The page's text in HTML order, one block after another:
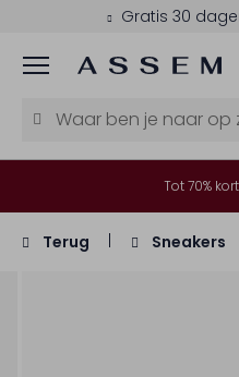
Gratis 30
Menu
Tot 70%
Terug Sneakers